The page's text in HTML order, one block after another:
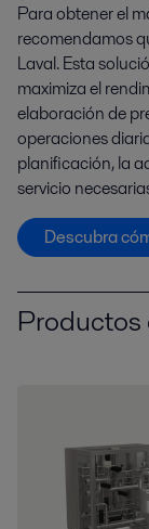
Para obtener el
recomendamos
Laval. Esta
maximiza el
elaboración de
operaciones
planificación, la
servicio
Descubra
Productos